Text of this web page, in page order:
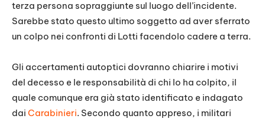
terza persona sopraggiunte sul luogo dell’incidente.
Sarebbe stato questo ultimo soggetto ad aver sferrato
un colpo nei confronti di Lotti facendolo cadere a terra.
Gli accertamenti autoptici dovranno chiarire i motivi
del decesso e le responsabilità di chi lo ha colpito, il
quale comunque era già stato identificato e indagato
dai Carabinieri. Secondo quanto appreso, i militari